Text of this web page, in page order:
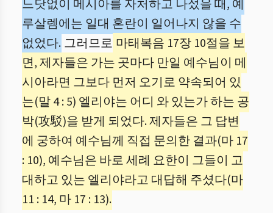
느닷없이 메시아를 자처하고 나섰을 때, 예
루살렘에는 일대 혼란이 일어나지 않을 수
없었다. 그러므로 마태복음 17장 10절을 보
면, 제자들은 가는 곳마다 만일 예수님이 메
시아라면 그보다 먼저 오기로 약속되어 있
는(말 4 : 5) 엘리야는 어디 와 있는가 하는 공
박(攻駁)을 받게 되었다. 제자들은 그 답변
에 궁하여 예수님께 직접 문의한 결과(마 17
: 10), 예수님은 바로 세례 요한이 그들이 고
대하고 있는 엘리야라고 대답해 주셨다(마
11 : 14, 마 17 : 13).